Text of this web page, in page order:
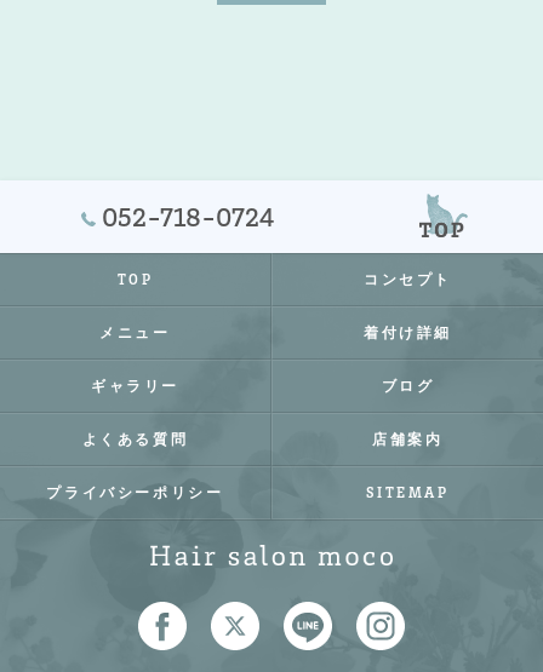
052-718-0724
TOP コンセプト
メニュー 着付け詳細
ギャラリー ブログ
よくある質問 店舗案内
プライバシーポリシー SITEMAP